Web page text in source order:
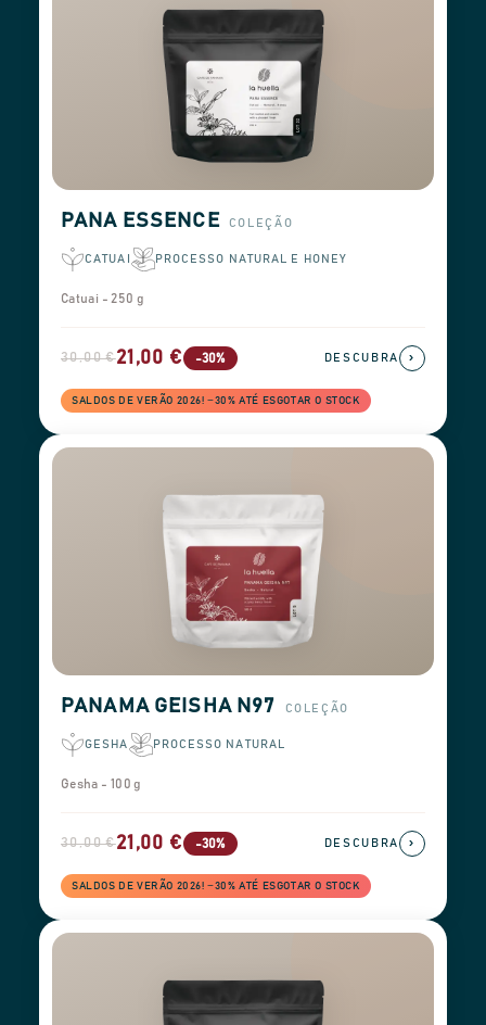
PANA ESSENCE COLEÇÃO
CATUAI PROCESSO NATURAL E HONEY
Catuai - 250 g
30,00 €21,00 € -30%
SALDOS DE VERÃO 2026! −30% ATÉ ESGOTAR O STOCK
DESCUBRA ›
PANAMA GEISHA N97 COLEÇÃO
GESHA PROCESSO NATURAL
Gesha - 100 g
30,00 €21,00 € -30%
SALDOS DE VERÃO 2026! −30% ATÉ ESGOTAR O STOCK
DESCUBRA ›